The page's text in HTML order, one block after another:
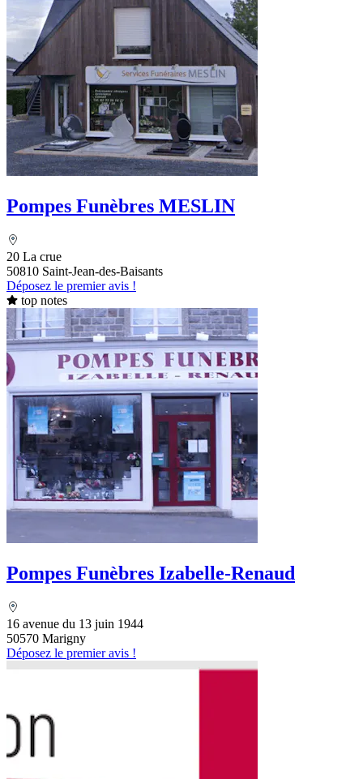
Pompes Funèbres MESLIN
20 La crue
50810 Saint-Jean-des-Baisants
Déposez le premier avis !
top notes
Pompes Funèbres Izabelle-Renaud
16 avenue du 13 juin 1944
50570 Marigny
Déposez le premier avis !